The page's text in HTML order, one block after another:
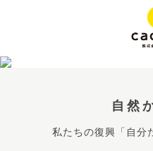
自然
私たちの復興「自分